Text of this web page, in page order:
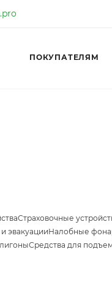
ПОКУПАТЕЛЯМ
Страховочные
эвакуацииНалобные
Средства для